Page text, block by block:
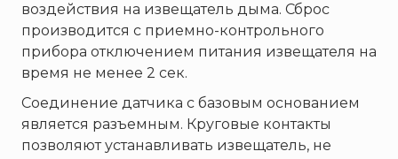
воздействия на извещатель дыма. Сброс
производится с приемно-контрольного
прибора отключением питания извещателя на
время не менее 2 сек.
Соединение датчика с базовым основанием
является разъемным. Круговые контакты
позволяют устанавливать извещатель, не